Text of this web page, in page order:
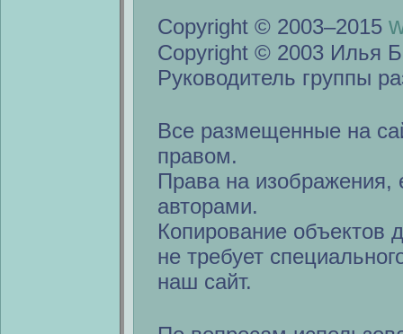
Copyright © 2003–2015
Copyright © 2003 Илья
Руководитель группы
Все размещенные на
правом.
Права на изображения,
авторами.
Копирование объектов
не требует
наш сайт.